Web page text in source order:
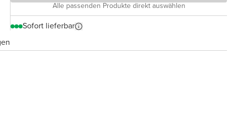
Alle passenden Produkte direkt auswählen
Sofort lieferbar